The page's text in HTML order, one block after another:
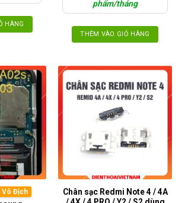
HÀNG
phẩm/tháng
THÊM VÀO GIỎ HÀNG
Vô Địch
Chân sạc Redmi Note 4 / 4A